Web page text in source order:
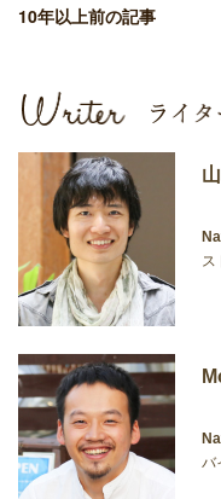
10年以上前の記事
ス
バ